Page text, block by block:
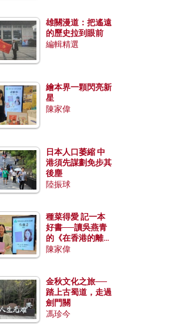
雄關漫道：把遙遠
的歷史拉到眼前
編輯精選
繪本界一顆閃亮新
星
陳家偉
日本人口萎縮 中
港須先謀劃免步其
後塵
陸振球
種菜得愛 記一本
好書──讀吳燕青
的《在香港的離島
種菜》
陳家偉
金秋文化之旅──
踏上古蜀道，走過
劍門關
馮珍今